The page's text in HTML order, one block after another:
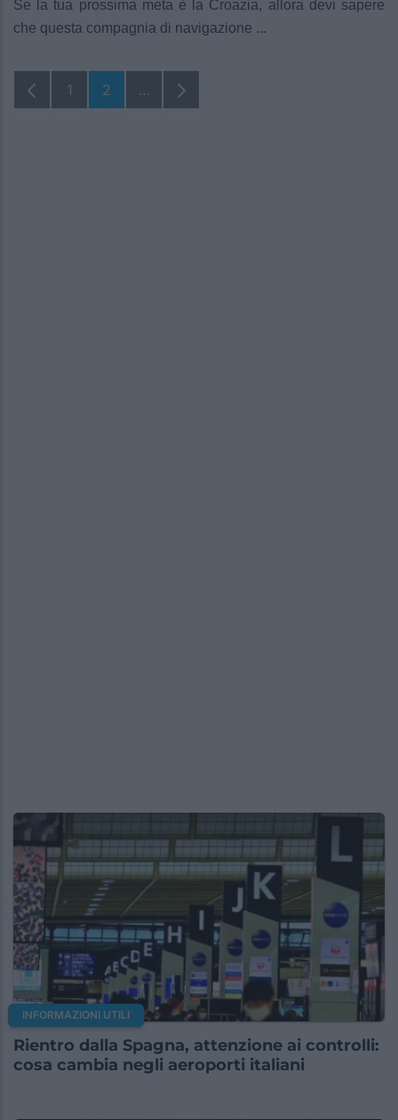
Se la tua prossima meta è la Croazia, allora devi sapere
che questa compagnia di navigazione ...
1 2 …
INFORMAZIONI UTILI
Rientro dalla Spagna, attenzione ai controlli:
cosa cambia negli aeroporti italiani